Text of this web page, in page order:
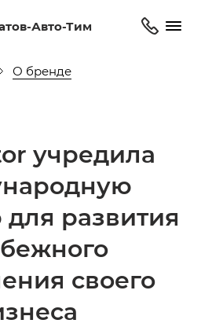
Авто-Тим
О бренде
учредила
развития
своего